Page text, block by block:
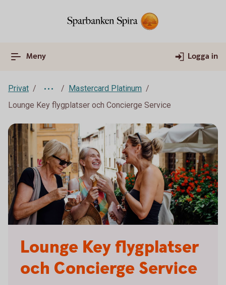
Meny Logga in
Privat
Mastercard Platinum
Lounge Key flygplatser och Concierge Service
Lounge Key flygplatser
och Concierge Service